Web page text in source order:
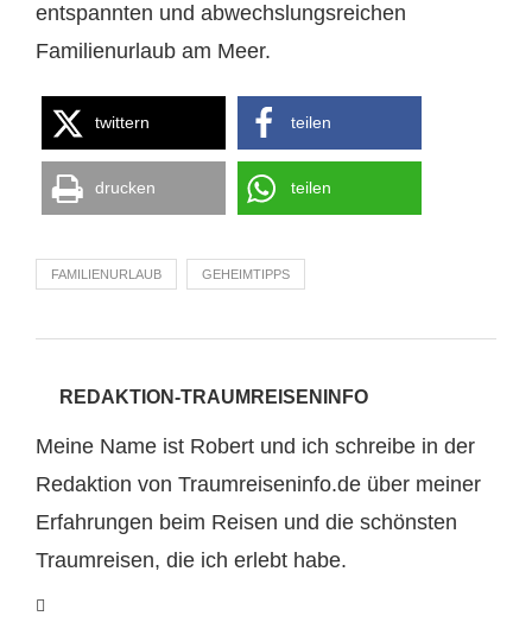
entspannten und abwechslungsreichen
Familienurlaub am Meer.
twittern teilen
drucken teilen
FAMILIENURLAUB GEHEIMTIPPS
REDAKTION-TRAUMREISENINFO
Meine Name ist Robert und ich schreibe in der
Redaktion von Traumreiseninfo.de über meiner
Erfahrungen beim Reisen und die schönsten
Traumreisen, die ich erlebt habe.